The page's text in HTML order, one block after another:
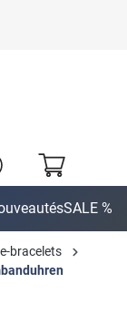
SALE %
bracelets